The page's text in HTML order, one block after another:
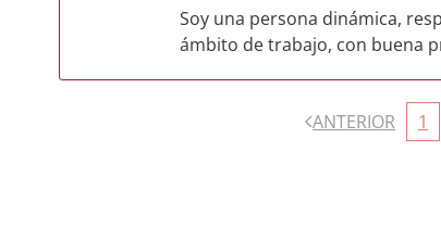
Soy una persona dinámica,
ámbito de trabajo, con buena
ANTERIOR 1